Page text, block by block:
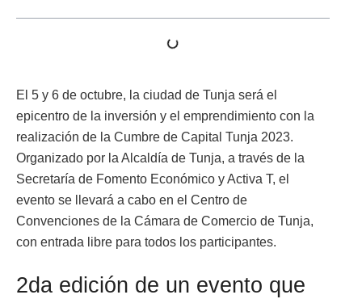
El 5 y 6 de octubre, la ciudad de Tunja será el
epicentro de la inversión y el emprendimiento con la
realización de la Cumbre de Capital Tunja 2023.
Organizado por la Alcaldía de Tunja, a través de la
Secretaría de Fomento Económico y Activa T, el
evento se llevará a cabo en el Centro de
Convenciones de la Cámara de Comercio de Tunja,
con entrada libre para todos los participantes.
2da edición de un evento que